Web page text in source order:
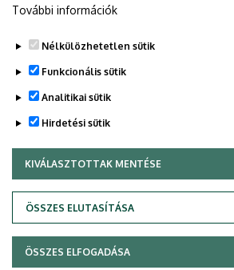
Legutóbbi frissítés: 2025. 07. 01. 19:12
Adatvédelem
További információk
Nélkülözhetetlen sütik
Funkcionális sütik
Analitikai sütik
Hirdetési sütik
KIVÁLASZTOTTAK MENTÉSE
ÖSSZES ELUTASÍTÁSA
WITHDRAW CONSENT
ÖSSZES ELFOGADÁSA